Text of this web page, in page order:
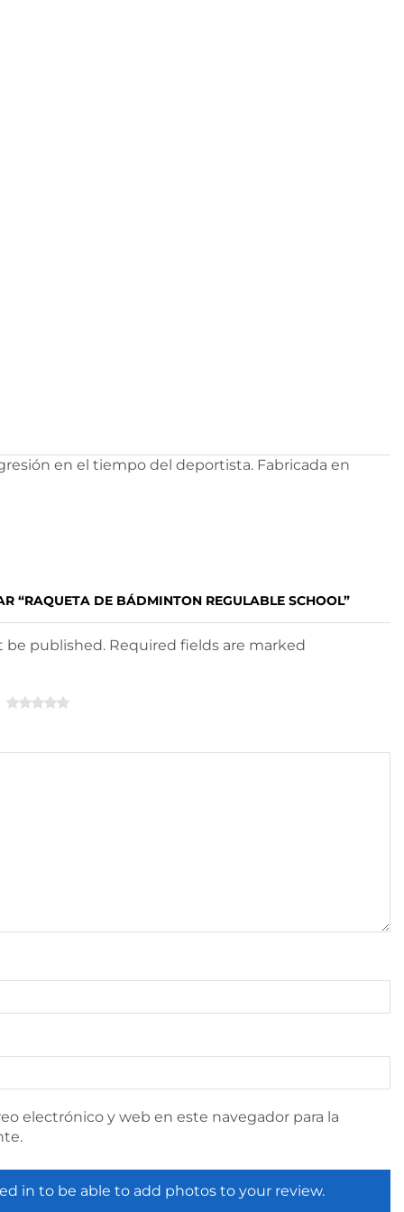
en el tiempo del deportista. Fabricada en
“RAQUETA DE BÁDMINTON REGULABLE SCHOOL”
be published. Required fields are marked
electrónico y web en este navegador para la
in to be able to add photos to your review.